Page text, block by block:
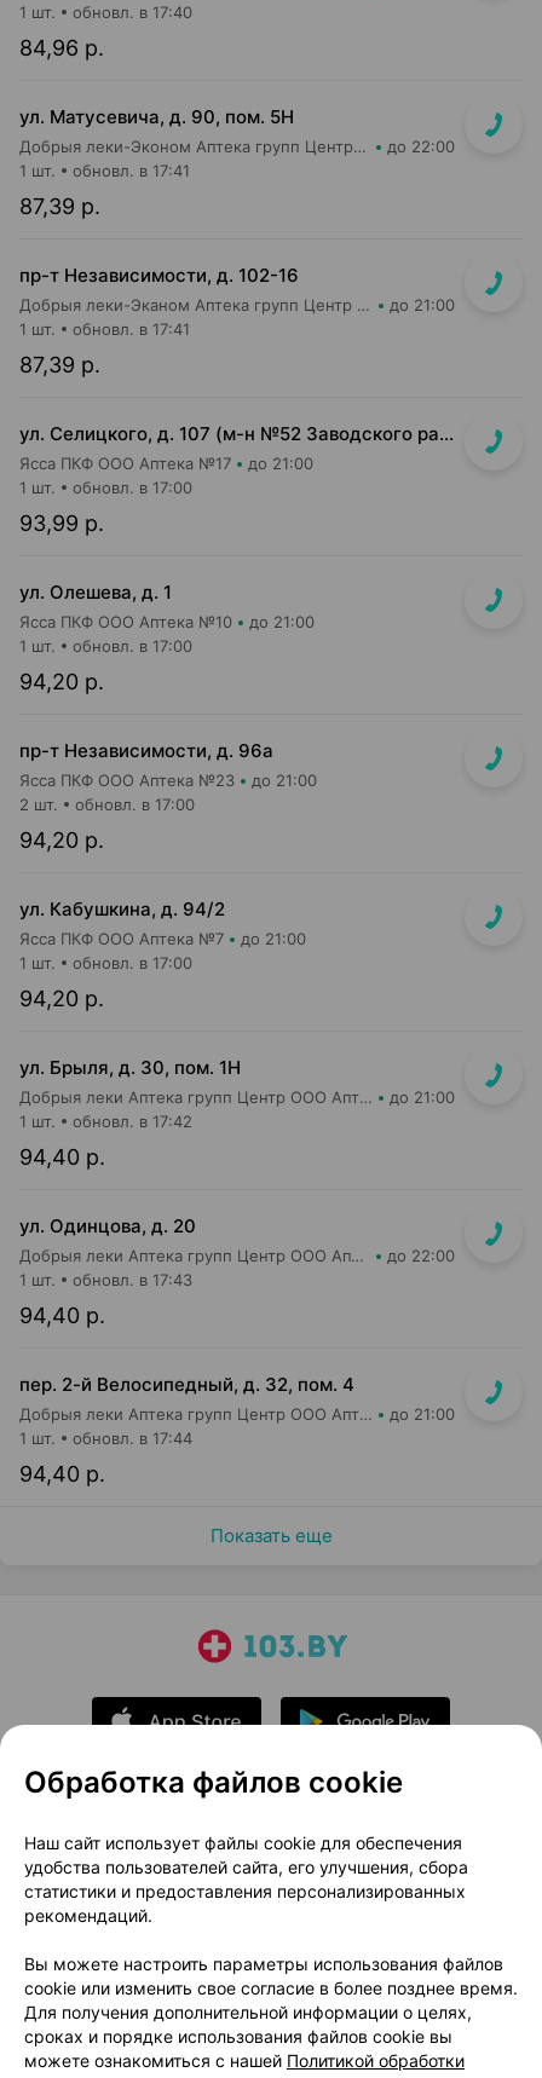
84,96 р.
1 шт. обновл. в 17:40
ул. Матусевича, д. 90, пом. 5Н
Добрыя леки-Эконом Аптека групп Центр ООО Аптека №17 до 22:00
87,39 р.
1 шт. обновл. в 17:41
пр-т Независимости, д. 102-16
Добрыя леки-Эканом Аптека групп Центр ООО Аптека №19 до 21:00
87,39 р.
1 шт. обновл. в 17:41
ул. Селицкого, д. 107 (м-н №52 Заводского райпищеторга)
Ясса ПКФ ООО Аптека №17 до 21:00
93,99 р.
1 шт. обновл. в 17:00
ул. Олешева, д. 1
Ясса ПКФ ООО Аптека №10 до 21:00
94,20 р.
1 шт. обновл. в 17:00
пр-т Независимости, д. 96а
Ясса ПКФ ООО Аптека №23 до 21:00
94,20 р.
2 шт. обновл. в 17:00
ул. Кабушкина, д. 94/2
Ясса ПКФ ООО Аптека №7 до 21:00
94,20 р.
1 шт. обновл. в 17:00
ул. Брыля, д. 30, пом. 1Н
Добрыя леки Аптека групп Центр ООО Аптека №25 до 21:00
94,40 р.
1 шт. обновл. в 17:42
ул. Одинцова, д. 20
Добрыя леки Аптека групп Центр ООО Аптека №75 до 22:00
94,40 р.
1 шт. обновл. в 17:43
пер. 2-й Велосипедный, д. 32, пом. 4
Добрыя леки Аптека групп Центр ООО Аптека №92 до 21:00
94,40 р.
1 шт. обновл. в 17:44
Показать еще
О проекте
Новости проекта
Размещение рекламы
Медицинский маркетинг
Публичный договор
Доставка
Способы оплаты
Вакансии
Партнеры
Написать руководителю 103.by
Написать в поддержку
Обработка файлов cookie
Наш сайт использует файлы cookie для обеспечения
удобства пользователей сайта, его улучшения, сбора
статистики и предоставления персонализированных
рекомендаций.
Вы можете настроить параметры использования файлов
cookie или изменить свое согласие в более позднее время.
Для получения дополнительной информации о целях,
сроках и порядке использования файлов cookie вы
можете ознакомиться с нашей Политикой обработки